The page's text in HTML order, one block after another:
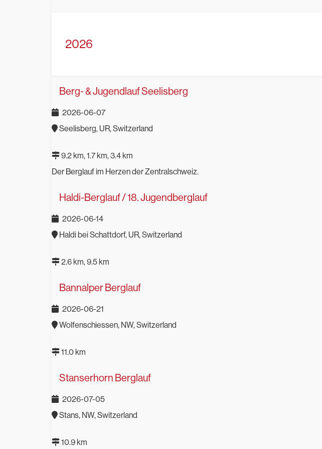
2026
Berg- & Jugendlauf Seelisberg
2026-06-07
Seelisberg, UR, Switzerland
9.2 km, 1.7 km, 3.4 km
Der Berglauf im Herzen der Zentralschweiz.
Haldi-Berglauf / 18. Jugendberglauf
2026-06-14
Haldi bei Schattdorf, UR, Switzerland
2.6 km, 9.5 km
Bannalper Berglauf
2026-06-21
Wolfenschiessen, NW, Switzerland
11.0 km
Stanserhorn Berglauf
2026-07-05
Stans, NW, Switzerland
10.9 km